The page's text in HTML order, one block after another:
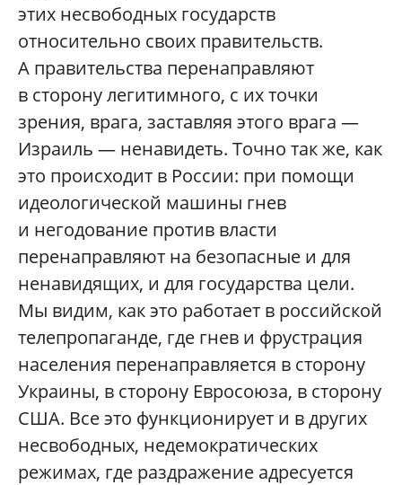
этих несвободных государств
относительно своих правительств.
А правительства перенаправляют
в сторону легитимного, с их точки
зрения, врага, заставляя этого врага —
Израиль — ненавидеть. Точно так же, как
это происходит в России: при помощи
идеологической машины гнев
и негодование против власти
перенаправляют на безопасные и для
ненавидящих, и для государства цели.
Мы видим, как это работает в российской
телепропаганде, где гнев и фрустрация
населения перенаправляется в сторону
Украины, в сторону Евросоюза, в сторону
США. Все это функционирует и в других
несвободных, недемократических
режимах, где раздражение адресуется